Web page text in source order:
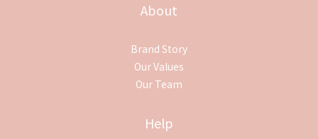
About
Brand Story
Our Values
Our Team
Help